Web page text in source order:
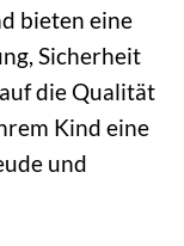
bieten eine
Sicherheit
die Qualität
Kind eine
und